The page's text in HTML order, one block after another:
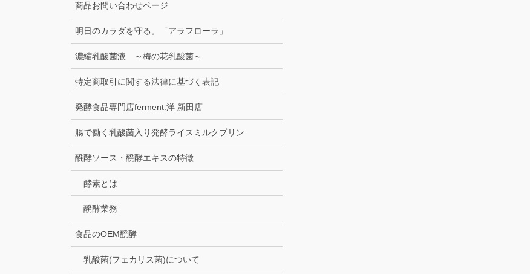
商品お問い合わせページ
明日のカラダを守る。「アラフローラ」
濃縮乳酸菌液 ～梅の花乳酸菌～
特定商取引に関する法律に基づく表記
発酵食品専門店ferment.洋 新田店
腸で働く乳酸菌入り発酵ライスミルクプリン
醗酵ソース・醗酵エキスの特徴
酵素とは
醗酵業務
食品のOEM醗酵
乳酸菌(フェカリス菌)について